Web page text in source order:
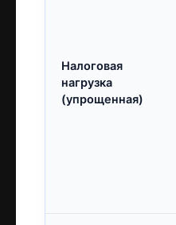
Налоговая
нагрузка
(упрощенная)